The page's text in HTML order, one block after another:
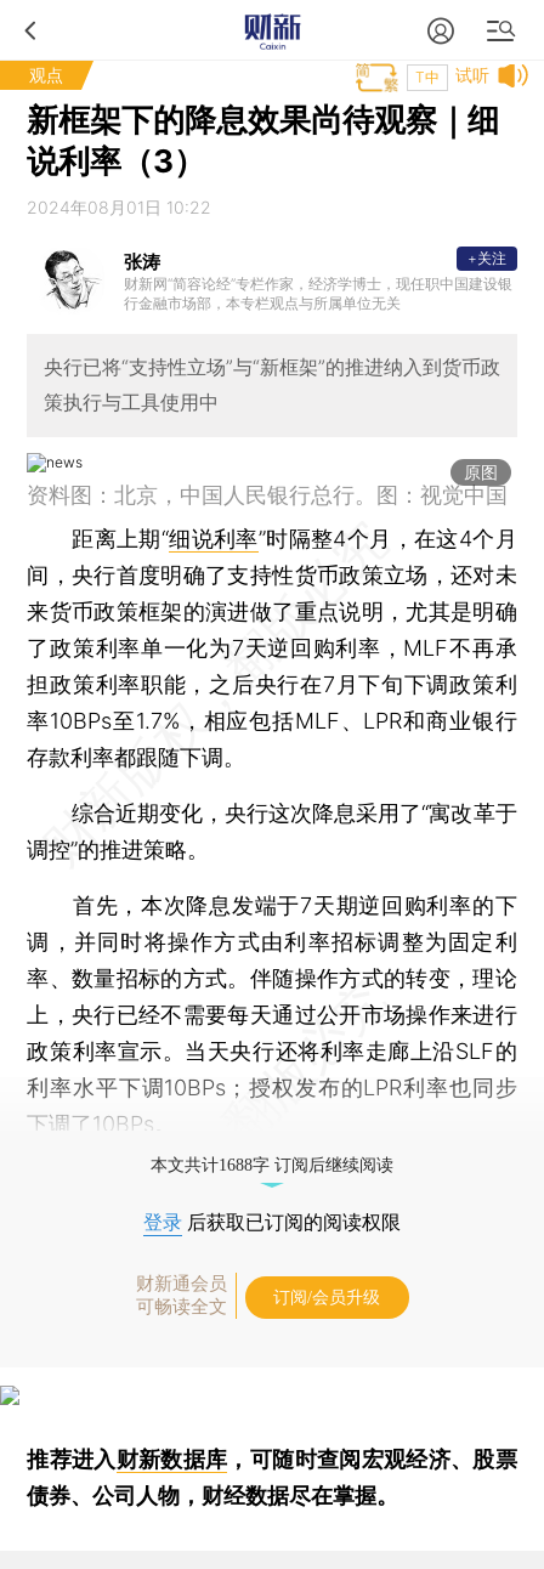
观点 试听
T中
新框架下的降息效果尚待观察｜细
说利率（3）
2024年08月01日 10:22
张涛
财新网“简容论经”专栏作家，经济学博士，现任职中国建设银
行金融市场部，本专栏观点与所属单位无关
+关注
央行已将“支持性立场”与“新框架”的推进纳入到货币政
策执行与工具使用中
原图
资料图：北京，中国人民银行总行。图：视觉中国
距离上期“细说利率”时隔整4个月，在这4个月
间，央行首度明确了支持性货币政策立场，还对未
来货币政策框架的演进做了重点说明，尤其是明确
了政策利率单一化为7天逆回购利率，MLF不再承
担政策利率职能，之后央行在7月下旬下调政策利
率10BPs至1.7%，相应包括MLF、LPR和商业银行
存款利率都跟随下调。
综合近期变化，央行这次降息采用了“寓改革于
调控”的推进策略。
首先 ，本次降息发端于7天期逆回购利率的下
调，并同时将操作方式由利率招标调整为固定利
率、数量招标的方式。伴随操作方式的转变，理论
上，央行已经不需要每天通过公开市场操作来进行
政策利率宣示。当天央行还将利率走廊上沿SLF的
利率水平下调10BPs；授权发布的LPR利率也同步
下调了10BPs。
本文共计1688字 订阅后继续阅读
登录 后获取已订阅的阅读权限
财新通会员
可畅读全文
订阅/会员升级
推荐进入财新数据库 ，可随时查阅宏观经济、股票
债券、公司人物，财经数据尽在掌握。